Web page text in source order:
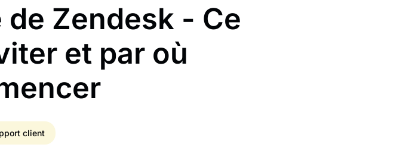
Zendesk - Ce
et par où
client